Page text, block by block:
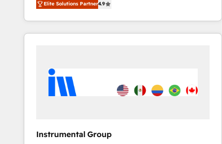
marketing automation, Growth, Revops, CRM et
webdesign. Markentive is both a consulting firm, a
digital agency and an integrator. With over 115
customers).
Elite Solutions Partner4.9
Instrumental Group